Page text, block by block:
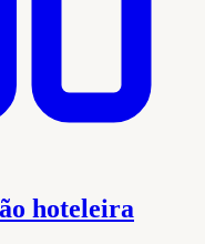
hoteleira